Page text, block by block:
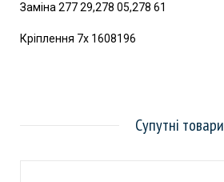
Заміна 277 29,278 05,278 61
Кріплення 7x 1608196
Супутні товари